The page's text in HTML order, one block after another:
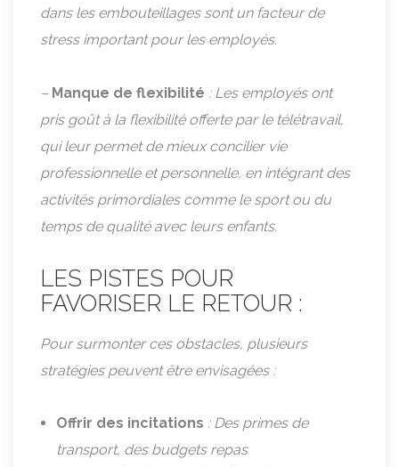
dans les embouteillages sont un facteur de
stress important pour les employés.
– Manque de flexibilité : Les employés ont
pris goût à la flexibilité offerte par le télétravail,
qui leur permet de mieux concilier vie
professionnelle et personnelle, en intégrant des
activités primordiales comme le sport ou du
temps de qualité avec leurs enfants.
LES PISTES POUR
FAVORISER LE RETOUR :
Pour surmonter ces obstacles, plusieurs
stratégies peuvent être envisagées :
Offrir des incitations : Des primes de
transport, des budgets repas